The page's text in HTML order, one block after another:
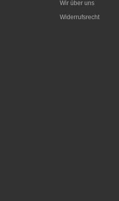
Wir über uns
Widerrufsrecht